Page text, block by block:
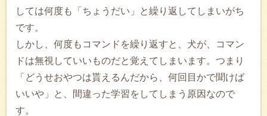
しては何度も「ちょうだい」と繰り返してしまいがち
です。
しかし、何度もコマンドを繰り返すと、犬が、コマン
ドは無視していいものだと覚えてしまいます。つまり
「どうせおやつは貰えるんだから、何回目かで聞けば
いいや」と、間違った学習をしてしまう原因なので
す。